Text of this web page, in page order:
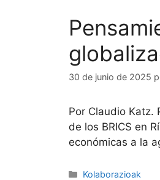
30 de junio de 2025
Por Claudio Katz.
de los BRICS en
económicas a la
Kolaborazioak